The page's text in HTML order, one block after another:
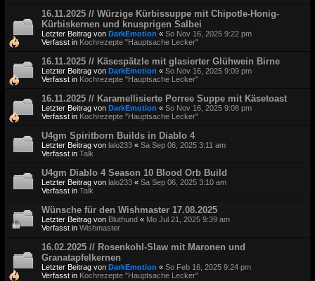
16.11.2025 // Würzige Kürbissuppe mit Chipotle-Honig-
Kürbiskernen und knusprigen Salbei
Letzter Beitrag von DarkEmotion « So Nov 16, 2025 9:22 pm
Verfasst in Kochrezepte "Hauptsache Lecker"
16.11.2025 // Käsespätzle mit glasierter Glühwein Birne
Letzter Beitrag von DarkEmotion « So Nov 16, 2025 9:09 pm
Verfasst in Kochrezepte "Hauptsache Lecker"
16.11.2025 // Karamellisierte Porree Suppe mit Käsetoast
Letzter Beitrag von DarkEmotion « So Nov 16, 2025 9:08 pm
Verfasst in Kochrezepte "Hauptsache Lecker"
U4gm Spiritborn Builds in Diablo 4
Letzter Beitrag von lalo233 « Sa Sep 06, 2025 3:11 am
Verfasst in Talk
U4gm Diablo 4 Season 10 Blood Orb Build
Letzter Beitrag von lalo233 « Sa Sep 06, 2025 3:10 am
Verfasst in Talk
Wünsche für den Wishmaster 17.08.2025
Letzter Beitrag von Bluthund « Mo Jul 21, 2025 9:39 am
Verfasst in Wishmaster
16.02.2025 // Rosenkohl-Slaw mit Maronen und
Granatapfelkernen
Letzter Beitrag von DarkEmotion « So Feb 16, 2025 9:24 pm
Verfasst in Kochrezepte "Hauptsache Lecker"